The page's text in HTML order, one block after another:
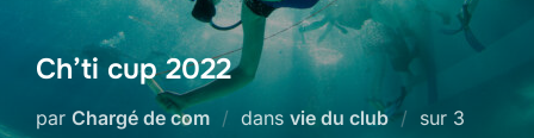
Ch’ti cup 2022
par Chargé de com dans vie du club sur Publié
3